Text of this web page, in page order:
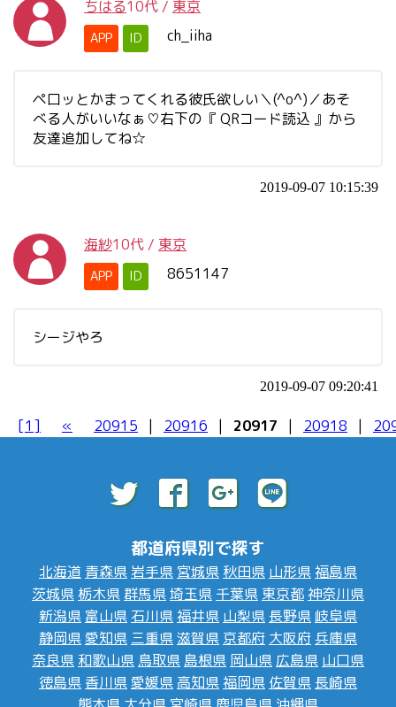
ちはる10代 / 東京
APP ID ch_iiha
ペ口ッとかまってくれる彼氏欲しい＼(^o^)／あそ
べる人がいいなぁ♡右下の『 QRコード読込 』から
友達追加してね☆
2019-09-07 10:15:39
海紗10代 / 東京
APP ID 8651147
シージやろ
2019-09-07 09:20:41
[1] « 20915 | 20916 | 20917 | 20918 |
都道府県別で探す
北海道 青森県 岩手県 宮城県 秋田県 山形県福島県
茨城県 栃木県群馬県埼玉県 千葉県 東京都神奈川県
新潟県 富山県 石川県福井県 山梨県 長野県 岐阜県
静岡県愛知県 三重県滋賀県 京都府 大阪府 兵庫県
奈良県 和歌山県 鳥取県 島根県 岡山県 広島県 山口県
徳島県 香川県愛媛県 高知県福岡県 佐賀県 長崎県